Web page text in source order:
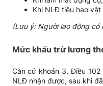
Khi NLĐ tiêu hao
(Lưu ý: Người lao động
Mức khấu trừ lương
Căn cứ khoản 3, Điều
NLĐ nhận được, sau khi